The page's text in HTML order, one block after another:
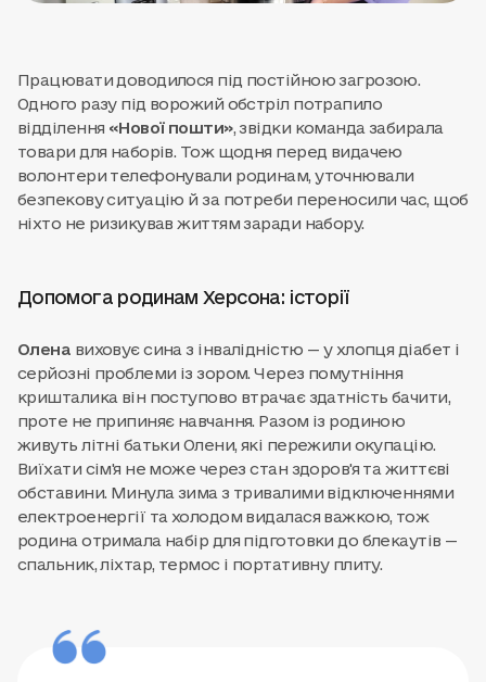
Працювати доводилося під постійною загрозою.
Одного разу під ворожий обстріл потрапило
відділення «Нової пошти», звідки команда забирала
товари для наборів. Тож щодня перед видачею
волонтери телефонували родинам, уточнювали
безпекову ситуацію й за потреби переносили час, щоб
ніхто не ризикував життям заради набору.
Допомога родинам Херсона: історії
Олена виховує сина з інвалідністю — у хлопця діабет і
серйозні проблеми із зором. Через помутніння
кришталика він поступово втрачає здатність бачити,
проте не припиняє навчання. Разом із родиною
живуть літні батьки Олени, які пережили окупацію.
Виїхати сім'я не може через стан здоров'я та життєві
обставини. Минула зима з тривалими відключеннями
електроенергії та холодом видалася важкою, тож
родина отримала набір для підготовки до блекаутів —
спальник, ліхтар, термос і портативну плиту.